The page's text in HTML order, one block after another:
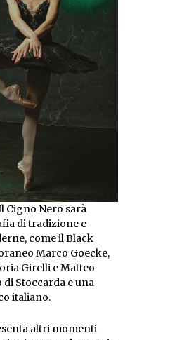
Cigno Nero sarà
di tradizione e
come il Black
Marco Goecke,
Girelli e Matteo
Stoccarda e una
italiano.
altri momenti